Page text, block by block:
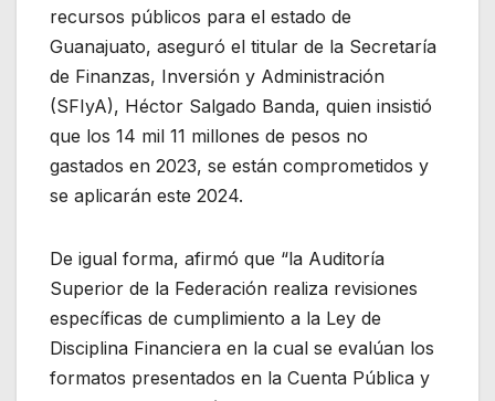
recursos públicos para el estado de
Guanajuato, aseguró el titular de la Secretaría
de Finanzas, Inversión y Administración
(SFIyA), Héctor Salgado Banda, quien insistió
que los 14 mil 11 millones de pesos no
gastados en 2023, se están comprometidos y
se aplicarán este 2024.
De igual forma, afirmó que “la Auditoría
Superior de la Federación realiza revisiones
específicas de cumplimiento a la Ley de
Disciplina Financiera en la cual se evalúan los
formatos presentados en la Cuenta Pública y